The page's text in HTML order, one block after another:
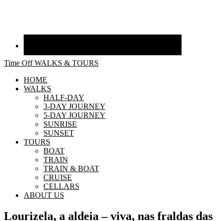
Time Off WALKS & TOURS
HOME
WALKS
HALF-DAY
3-DAY JOURNEY
5-DAY JOURNEY
SUNRISE
SUNSET
TOURS
BOAT
TRAIN
TRAIN & BOAT
CRUISE
CELLARS
ABOUT US
Lourizela, a aldeia – viva, nas fraldas das